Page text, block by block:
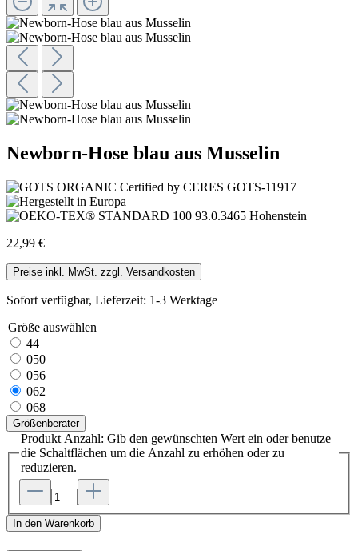
Newborn-Hose blau aus Musselin
22,99 €
Preise inkl. MwSt. zzgl. Versandkosten
Sofort verfügbar, Lieferzeit: 1-3 Werktage
Größe auswählen
44
050
056
062
068
Größenberater
Produkt Anzahl: Gib den gewünschten Wert ein oder benutze
die Schaltflächen um die Anzahl zu erhöhen oder zu
reduzieren.
In den Warenkorb